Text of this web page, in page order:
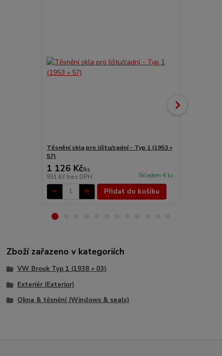
Těsnění skla pro lištu/zadní - Typ 1 (1953 »
57)
1 126 Kč/ks
931 Kč bez DPH Skladem 4 ks
Přidat do košíku
Zboží zařazeno v kategoriích
VW Brouk Typ 1 (1938 » 03)
Exteriér (Exterior)
Okna & těsnění (Windows & seals)